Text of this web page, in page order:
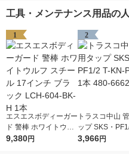
工具・メンテナンス用品の
1
エスエスボディーガー
ド 警棒 ホワイトウル
フ スチール 17インチ
9,380円
2
トラスコ中山
ップ SKS・
N-PF1/2 1本
3,966円